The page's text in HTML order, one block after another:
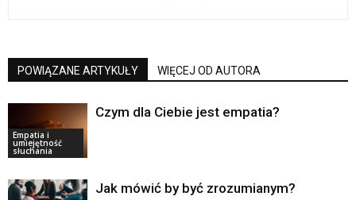
POWIĄZANE ARTYKUŁY WIĘCEJ OD AUTORA
Empatia i
umiejętność
słuchania
Czym dla Ciebie jest empatia?
Jak mówić by być zrozumianym?